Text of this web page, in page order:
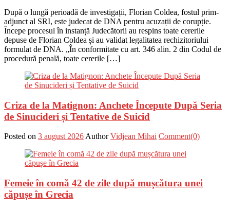
După o lungă perioadă de investigații, Florian Coldea, fostul prim-
adjunct al SRI, este judecat de DNA pentru acuzații de corupție.
Începe procesul în instanță Judecătorii au respins toate cererile
depuse de Florian Coldea și au validat legalitatea rechizitoriului
formulat de DNA. „În conformitate cu art. 346 alin. 2 din Codul de
procedură penală, toate cererile […]
Criza de la Matignon: Anchete Începute După Seria
de Sinucideri și Tentative de Suicid
Posted on 3 august 2026Author Vidjean Mihai Comment(0)
Femeie în comă 42 de zile după mușcătura unei
căpușe în Grecia